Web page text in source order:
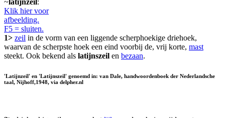
~latijnzeil:
Klik hier voor
afbeelding.
F5 = sluiten.
1> zeil in de vorm van een liggende scherphoekige driehoek,
waarvan de scherpste hoek een eind voorbij de, vrij korte, mast
steekt. Ook bekend als latijnszeil en bezaan.
'Latijnzeil' en 'Latijnszeil' genoemd in: van Dale, handwoordenboek der Nederlandsche
taal, Nijhoff,1948, via delpher.nl